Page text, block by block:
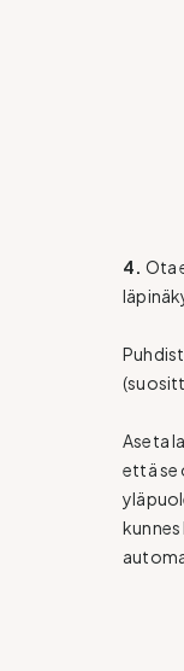
4. Ota
Aseta
että se